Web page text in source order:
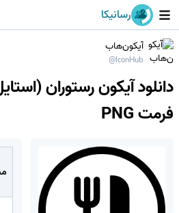
رسانیکا
آیکون‌هاب
@IconHub
دانلود آیکون رستوران
فرمت PNG